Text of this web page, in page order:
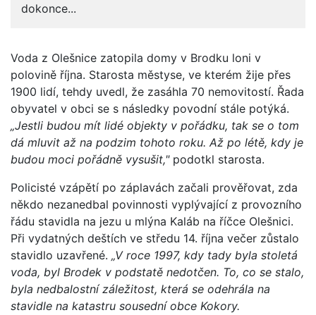
dokonce...
Voda z Olešnice zatopila domy v Brodku loni v
polovině října. Starosta městyse, ve kterém žije přes
1900 lidí, tehdy uvedl, že zasáhla 70 nemovitostí. Řada
obyvatel v obci se s následky povodní stále potýká.
„Jestli budou mít lidé objekty v pořádku, tak se o tom
dá mluvit až na podzim tohoto roku. Až po létě, kdy je
budou moci pořádně vysušit,"podotkl starosta.
Policisté vzápětí po záplavách začali prověřovat, zda
někdo nezanedbal povinnosti vyplývající z provozního
řádu stavidla na jezu u mlýna Kaláb na říčce Olešnici.
Při vydatných deštích ve středu 14. října večer zůstalo
stavidlo uzavřené. „V roce 1997, kdy tady byla stoletá
voda, byl Brodek v podstatě nedotčen. To, co se stalo,
byla nedbalostní záležitost, která se odehrála na
stavidle na katastru sousední obce Kokory.